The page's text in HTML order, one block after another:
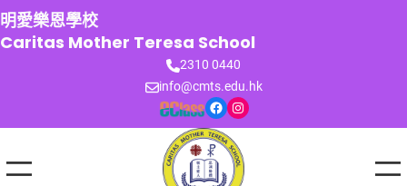
跳
至
主
明愛樂恩學校
Caritas Mother Teresa School
2310 0440
info@cmts.edu.hk
Facebook Instagram